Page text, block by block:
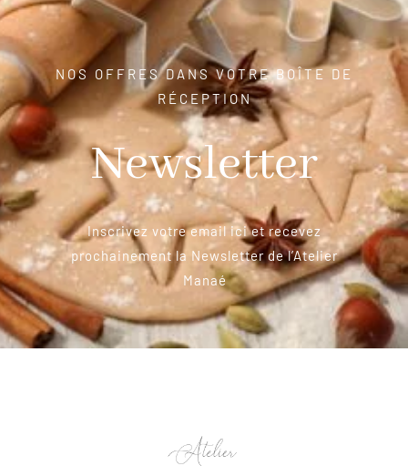
NOS OFFRES DANS VOTRE BOÎTE DE
RÉCEPTION
Newsletter
Inscrivez votre email ici et recevez
prochainement la Newsletter de l’Atelier
Manaé